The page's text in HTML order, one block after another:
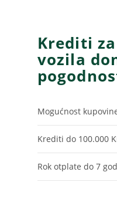
Krediti
vozila
Mogućnost
Krediti do 100.000
Rok otplate do 7